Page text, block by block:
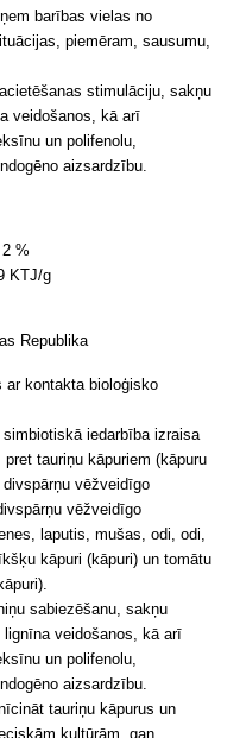
barības vielas no
piemēram, sausumu,
stimulāciju, sakņu
veidošanos, kā arī
un polifenolu,
aizsardzību.
%
KTJ/g
Republika
ar kontakta bioloģisko
iedarbība izraisa
tauriņu kāpuriem (kāpuru
vēžveidīgo
vēžveidīgo
laputis, mušas, odi, odi,
kāpuri (kāpuri) un tomātu
sabiezēšanu, sakņu
veidošanos, kā arī
un polifenolu,
aizsardzību.
tauriņu kāpurus un
kultūrām, gan